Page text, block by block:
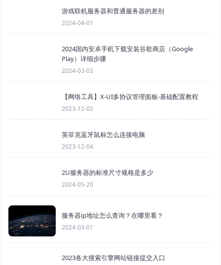
游戏联机服务器和普通服务器的差别
2024-04-01
2024国内安卓手机下载安装谷歌商店（Google
Play）详细步骤
2024-03-03
【网络工具】X-UI多协议管理面板-基础配置教程
2023-12-02
英菲克蓝牙鼠标怎么连接电脑
2023-12-04
2U服务器的标准尺寸规格是多少
2024-05-20
服务器ip地址怎么查询？在哪里看？
2024-03-01
2023各大搜索引擎网站链接提交入口